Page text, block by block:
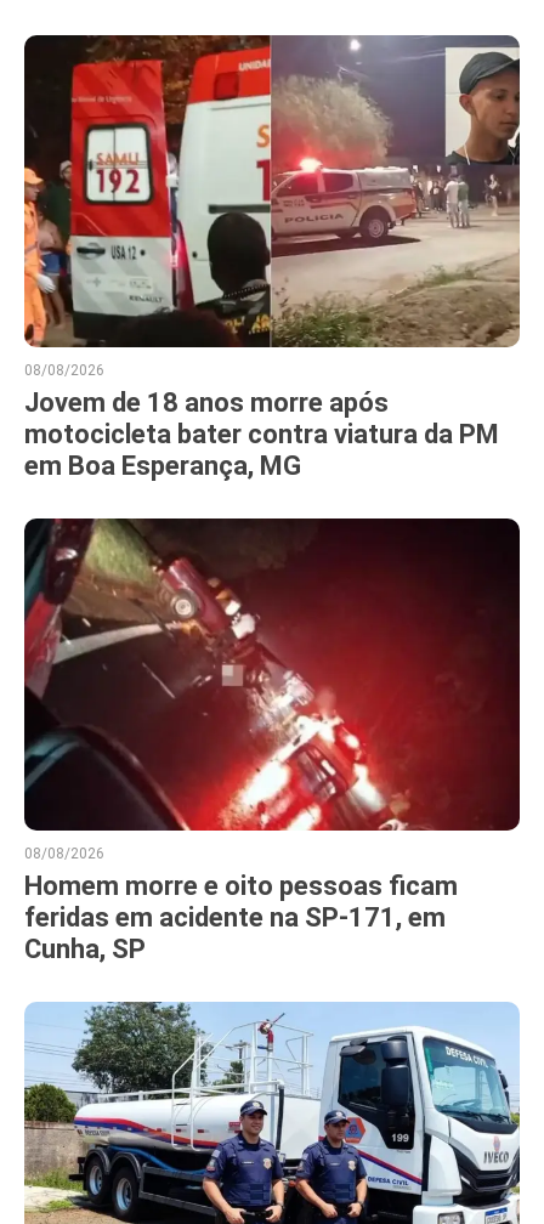
08/08/2026
Jovem de 18 anos morre após
motocicleta bater contra viatura da PM
em Boa Esperança, MG
08/08/2026
Homem morre e oito pessoas ficam
feridas em acidente na SP-171, em
Cunha, SP